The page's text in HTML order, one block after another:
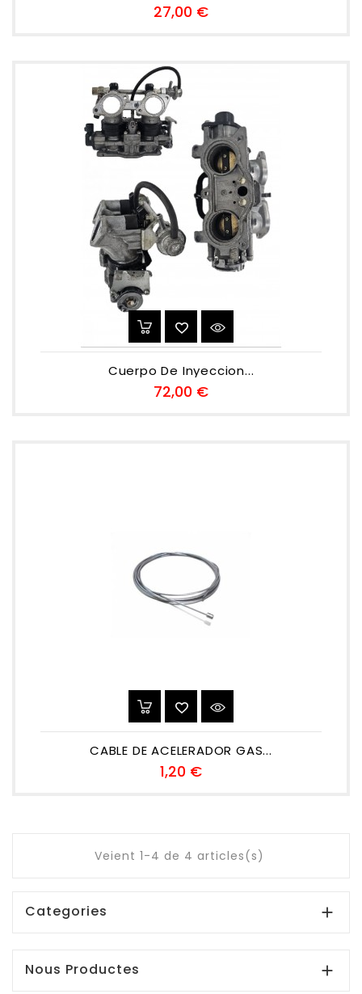
27,00 €Preu
Cuerpo De Inyeccion...
72,00 €Preu
CABLE DE ACELERADOR GAS...
1,20 €Preu
Veient 1-4 de 4 articles(s)
Categories 
Nous Productes 